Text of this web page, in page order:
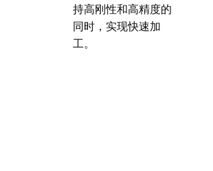
持高刚性和高精度的
同时，实现快速加
工。